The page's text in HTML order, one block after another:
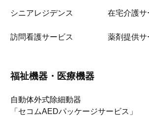
シニアレジデンス 在宅介護サ
訪問看護サービス 薬剤提供サ
福祉機器・医療機器
自動体外式除細動器
「セコムAEDパッケージサービス」